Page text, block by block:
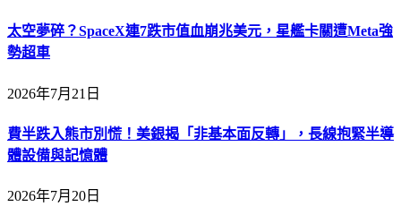
太空夢碎？SpaceX連7跌市值血崩兆美元，星艦卡關遭Meta強
勢超車
2026年7月21日
費半跌入熊市別慌！美銀揭「非基本面反轉」，長線抱緊半導
體設備與記憶體
2026年7月20日